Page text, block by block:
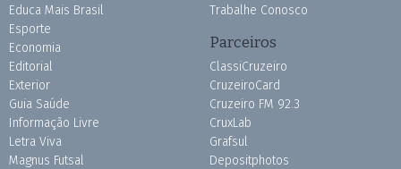
Educa Mais Brasil
Esporte
Economia
Editorial
Exterior
Guia Saúde
Informação Livre
Letra Viva
Magnus Futsal
Trabalhe Conosco
Parceiros
ClassiCruzeiro
CruzeiroCard
Cruzeiro FM 92.3
CruxLab
Grafsul
Depositphotos